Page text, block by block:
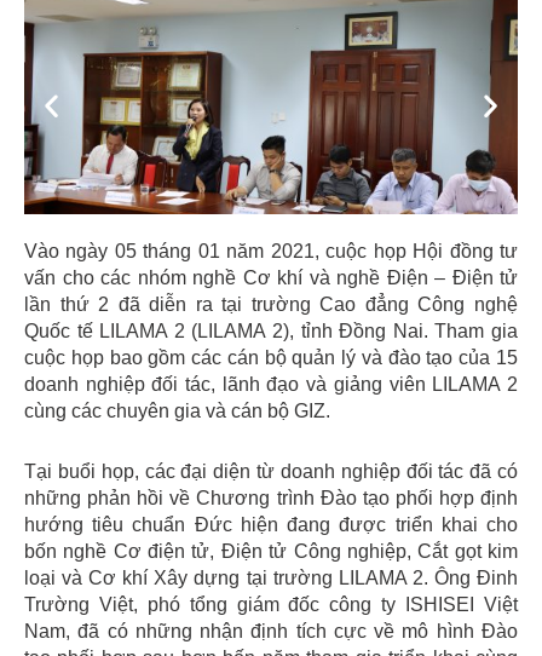
Previous Next
Vào ngày 05 tháng 01 năm 2021, cuộc họp Hội đồng tư
vấn cho các nhóm nghề Cơ khí và nghề Điện – Điện tử
lần thứ 2 đã diễn ra tại trường Cao đẳng Công nghệ
Quốc tế LILAMA 2 (LILAMA 2), tỉnh Đồng Nai. Tham gia
cuộc họp bao gồm các cán bộ quản lý và đào tạo của 15
doanh nghiệp đối tác, lãnh đạo và giảng viên LILAMA 2
cùng các chuyên gia và cán bộ GIZ.
Tại buổi họp, các đại diện từ doanh nghiệp đối tác đã có
những phản hồi về Chương trình Đào tạo phối hợp định
hướng tiêu chuẩn Đức hiện đang được triển khai cho
bốn nghề Cơ điện tử, Điện tử Công nghiệp, Cắt gọt kim
loại và Cơ khí Xây dựng tại trường LILAMA 2. Ông Đinh
Trường Việt, phó tổng giám đốc công ty ISHISEI Việt
Nam, đã có những nhận định tích cực về mô hình Đào